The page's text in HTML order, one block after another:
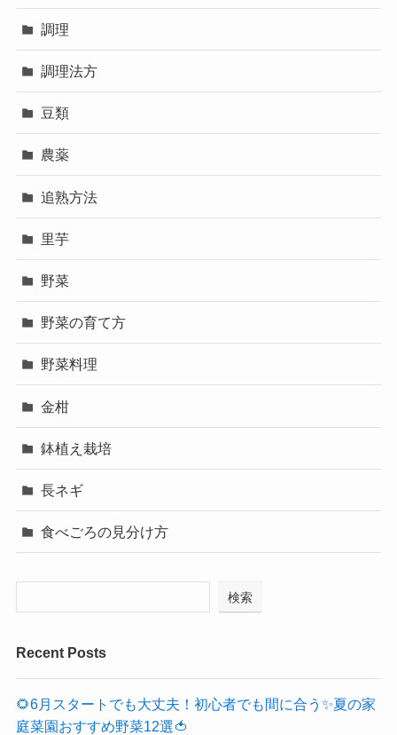
調理
調理法方
豆類
農薬
追熟方法
里芋
野菜
野菜の育て方
野菜料理
金柑
鉢植え栽培
長ネギ
食べごろの見分け方
検索
Recent Posts
🌻6月スタートでも大丈夫！初心者でも間に合う✨夏の家
庭菜園おすすめ野菜12選🍅